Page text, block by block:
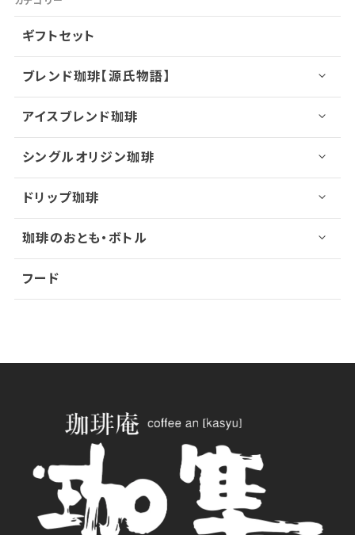
ギフトセット
ブレンド珈琲【源氏物語】
アイスブレンド珈琲
シングルオリジン珈琲
ドリップ珈琲
珈琲のおとも・ボトル
フード